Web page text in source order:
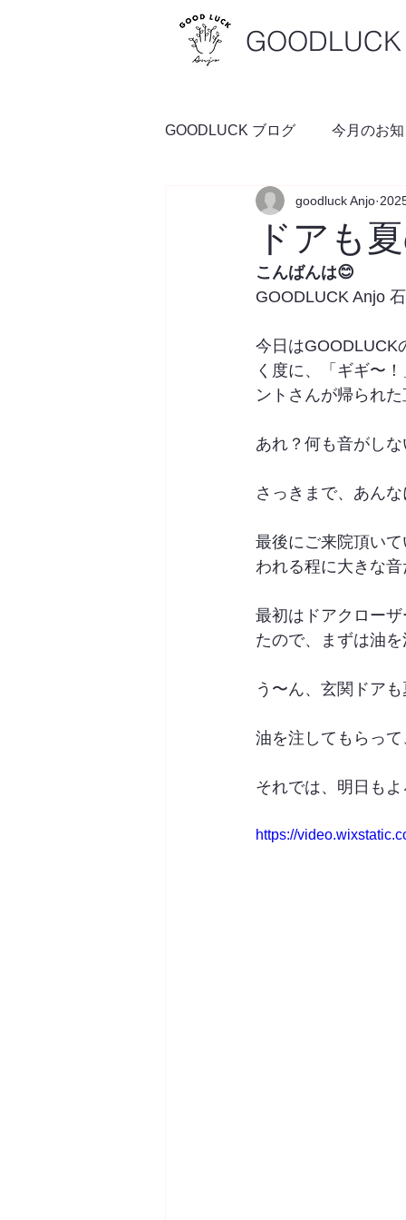
GOODLUCK ブログ 今月のお
料理の時間 予約空き状況
ドアも
goodluck Anjo
こんばんは😊
GOODLUCK Anjo
今日はGOODLUCK
く度に、「ギギ〜
ントさんが帰られ
あれ？何も音がし
さっきまで、あん
最後にご来院頂い
われる程に大きな
最初はドアクロー
たので、まずは油
う〜ん、玄関ドア
油を注してもらっ
それでは、明日も
https://